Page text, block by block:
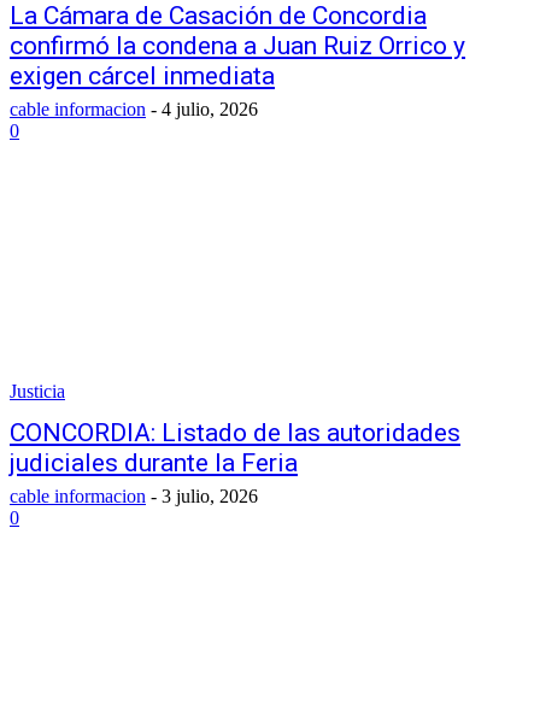
La Cámara de Casación de Concordia
confirmó la condena a Juan Ruiz Orrico y
exigen cárcel inmediata
cable informacion - 4 julio, 2026
0
Justicia
CONCORDIA: Listado de las autoridades
judiciales durante la Feria
cable informacion - 3 julio, 2026
0